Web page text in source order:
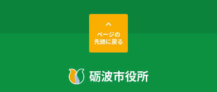
ページの
先頭に戻る